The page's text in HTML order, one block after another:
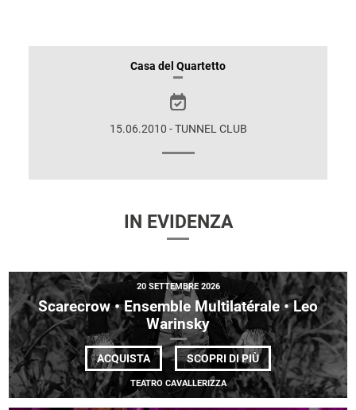
INFORMAZIONICasa del Quartetto
15.06.2010 - TUNNEL CLUB
IN EVIDENZA
20 SETTEMBRE 2026
Scarecrow • Ensemble Multilatérale • Leo
Warinsky
ACQUISTA SCOPRI DI PIÙDI
SCARECROW
•
ENSEMBLE
MULTILATÉRALE
TEATRO CAVALLERIZZA